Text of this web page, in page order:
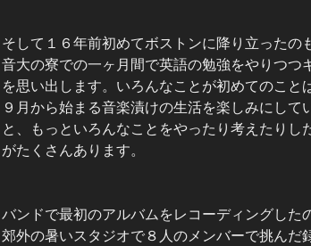
そして１６年前初めてボストンに降り立ったの
音大の寮での一ヶ月間で英語の勉強をやりつつ
を思い出します。いろんなことが初めてのこと
９月から始まる音楽漬けの生活を楽しみにして
と、もっといろんなことをやったり考えたりし
がたくさんあります。
バンドで最初のアルバムをレコーディングした
郊外の暑いスタジオで８人のメンバーで挑んだ